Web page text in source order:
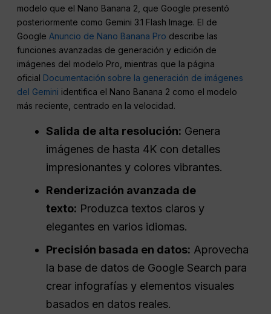
modelo que el Nano Banana 2, que Google presentó
posteriormente como Gemini 3.1 Flash Image. El de
GoogleAnuncio de Nano Banana Pro describe las
funciones avanzadas de generación y edición de
imágenes del modelo Pro, mientras que la página
oficial Documentación sobre la generación de imágenes
del Gemini identifica el Nano Banana 2 como el modelo
más reciente, centrado en la velocidad.
Salida de alta resolución: Genera
imágenes de hasta 4K con detalles
impresionantes y colores vibrantes.
Renderización avanzada de
texto: Produzca textos claros y
elegantes en varios idiomas.
Precisión basada en datos: Aprovecha
la base de datos de Google Search para
crear infografías y elementos visuales
basados en datos reales.